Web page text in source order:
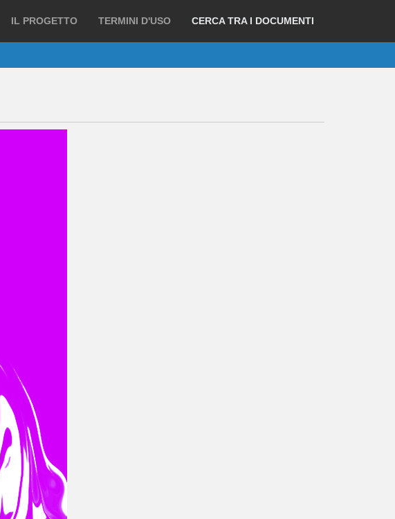
IL PROGETTO TERMINI D'USO CERCA TRA I DOCUMENTI